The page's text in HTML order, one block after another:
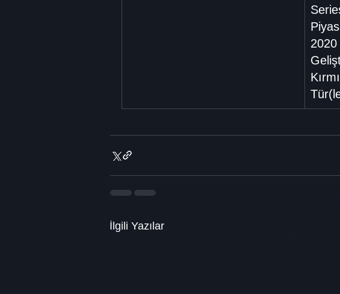
2020
İlgili Yazılar